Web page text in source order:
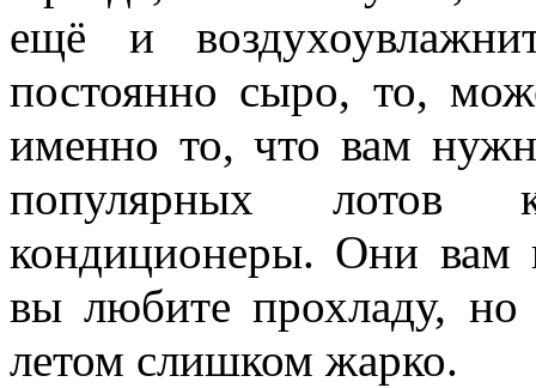
ещё и
постоянно сыро, то,
именно то, что вам
популярных лотов
кондиционеры. Они вам
вы любите прохладу, но
летом слишком жарко.